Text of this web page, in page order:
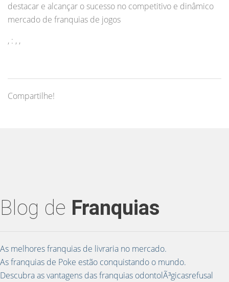
destacar e alcançar o sucesso no competitivo e dinâmico
mercado de franquias de jogos
, : , ,
Compartilhe!
Blog de Franquias
As melhores franquias de livraria no mercado.
As franquias de Poke estão conquistando o mundo.
Descubra as vantagens das franquias odontolÃ³gicasrefusal